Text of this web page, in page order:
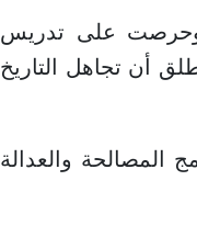
وحرصت على تدريس
أن تجاهل التاريخ
المصالحة والعدالة